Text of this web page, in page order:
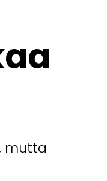
mutta